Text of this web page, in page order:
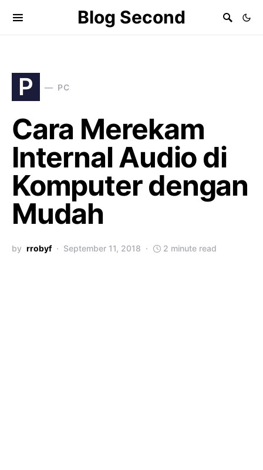
Blog Second
P PC
Cara Merekam
Internal Audio di
Komputer dengan
Mudah
by rrobyf September 11, 2018 2 minute read